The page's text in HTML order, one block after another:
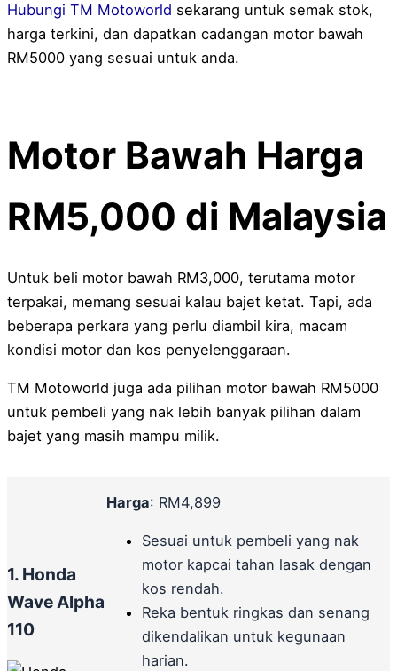
Hubungi TM Motoworld sekarang untuk semak stok,
harga terkini, dan dapatkan cadangan motor bawah
RM5000 yang sesuai untuk anda.
Motor Bawah Harga
RM5,000 di Malaysia
Untuk beli motor bawah RM3,000, terutama motor
terpakai, memang sesuai kalau bajet ketat. Tapi, ada
beberapa perkara yang perlu diambil kira, macam
kondisi motor dan kos penyelenggaraan.
TM Motoworld juga ada pilihan motor bawah RM5000
untuk pembeli yang nak lebih banyak pilihan dalam
bajet yang masih mampu milik.
1. Honda
Wave Alpha
110
Harga: RM4,899
Sesuai untuk pembeli yang nak
motor kapcai tahan lasak dengan
kos rendah.
Reka bentuk ringkas dan senang
dikendalikan untuk kegunaan
harian.